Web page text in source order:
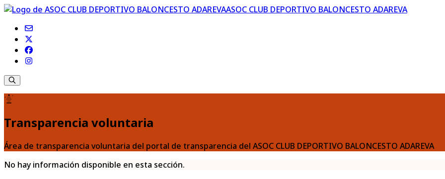
ASOC CLUB DEPORTIVO BALONCESTO ADAREVA
Transparencia voluntaria
Área de transparencia voluntaria del portal de transparencia del ASOC CLUB DEPORTIVO BALONCESTO ADAREVA
No hay información disponible en esta sección.